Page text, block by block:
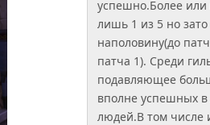
успешно.Более
лишь 1 из 5 но зато
наполовину(до
патча 1). Среди
подавляющее
вполне успешных
людей.В том числе